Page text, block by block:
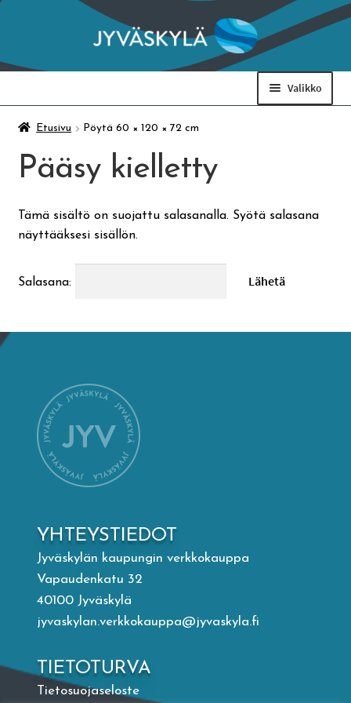
Siirry
navigointiin
Siirry
sisältöön
Valikko
Taidemuseo & Ratamo
Suomen käsityön museo
Skeittihalli
Taideapteekki
Kirjasto
Valon Kaupunki
Lasten Lysti & LystiKylä-festivaali
English
Etusivu Pöytä 60 × 120 × 72 cm
Pääsy kielletty
Tämä sisältö on suojattu salasanalla. Syötä salasana
näyttääksesi sisällön.
Salasana:
YHTEYSTIEDOT
Jyväskylän kaupungin verkkokauppa
Vapaudenkatu 32
40100 Jyväskylä
jyvaskylan.verkkokauppa@jyvaskyla.fi
TIETOTURVA
Tietosuojaseloste